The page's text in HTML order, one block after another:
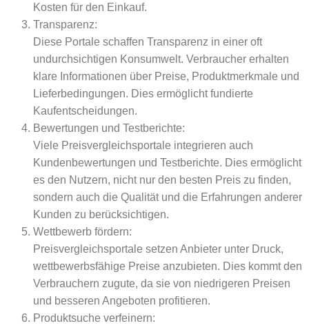
Kosten für den Einkauf.
Transparenz:
Diese Portale schaffen Transparenz in einer oft
undurchsichtigen Konsumwelt. Verbraucher erhalten
klare Informationen über Preise, Produktmerkmale und
Lieferbedingungen. Dies ermöglicht fundierte
Kaufentscheidungen.
Bewertungen und Testberichte:
Viele Preisvergleichsportale integrieren auch
Kundenbewertungen und Testberichte. Dies ermöglicht
es den Nutzern, nicht nur den besten Preis zu finden,
sondern auch die Qualität und die Erfahrungen anderer
Kunden zu berücksichtigen.
Wettbewerb fördern:
Preisvergleichsportale setzen Anbieter unter Druck,
wettbewerbsfähige Preise anzubieten. Dies kommt den
Verbrauchern zugute, da sie von niedrigeren Preisen
und besseren Angeboten profitieren.
Produktsuche verfeinern: